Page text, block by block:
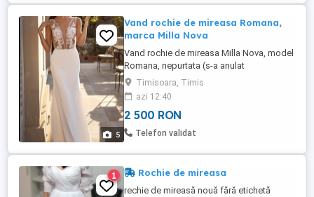
5
Vand rochie de mireasa Romana,
marca Milla Nova
Vand rochie de mireasa Milla Nova, model
Romana, nepurtata (s-a anulat
evenimentul), achizitionata de la
magazinul Annes Bridal, Bucuresti, la
pretul de 6200 Lei. Este o rochie extrem de
comoda dar in acelasi timp, sexy si de
efect. Rochia este marimea 40
ajustata ...
Timisoara, Timis
azi 12:40
2 500 RON
Telefon validat
1 Rochie de mireasa
rechie de mireasă nouă fără etichetă